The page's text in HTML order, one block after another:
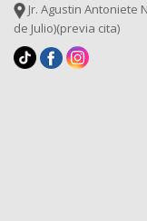
Jr. Agustin Antoniete
de Julio)(previa cita)